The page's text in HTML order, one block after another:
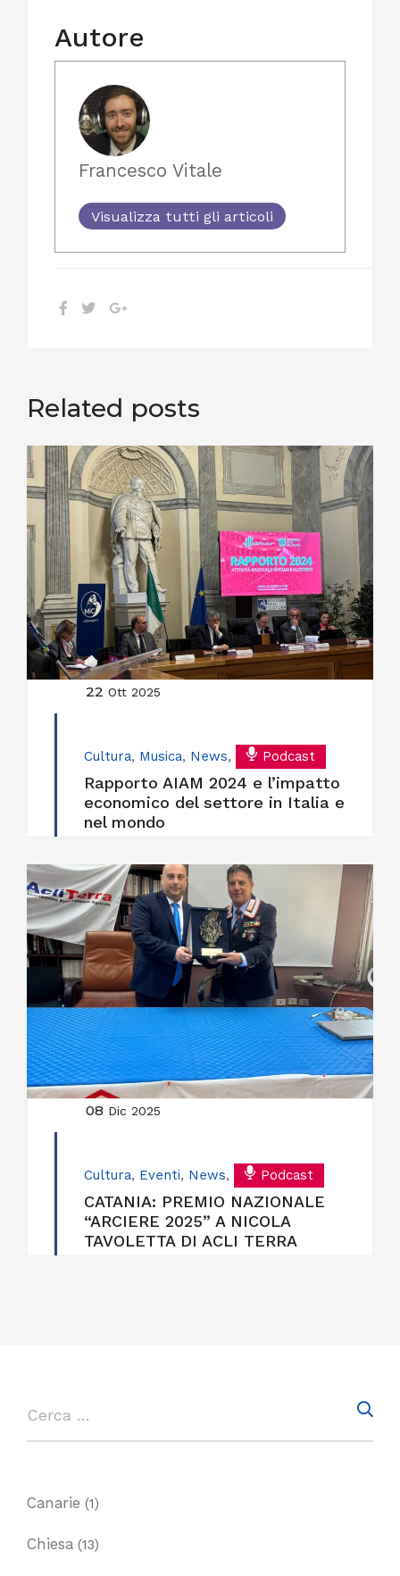
Autore
Francesco Vitale
Visualizza tutti gli articoli
Related posts
22 Ott 2025
Cultura, Musica, News, Podcast
Rapporto AIAM 2024 e l’impatto
economico del settore in Italia e
nel mondo
08 Dic 2025
Cultura, Eventi, News, Podcast
CATANIA: PREMIO NAZIONALE
“ARCIERE 2025” A NICOLA
TAVOLETTA DI ACLI TERRA
Canarie (1)
Chiesa (13)